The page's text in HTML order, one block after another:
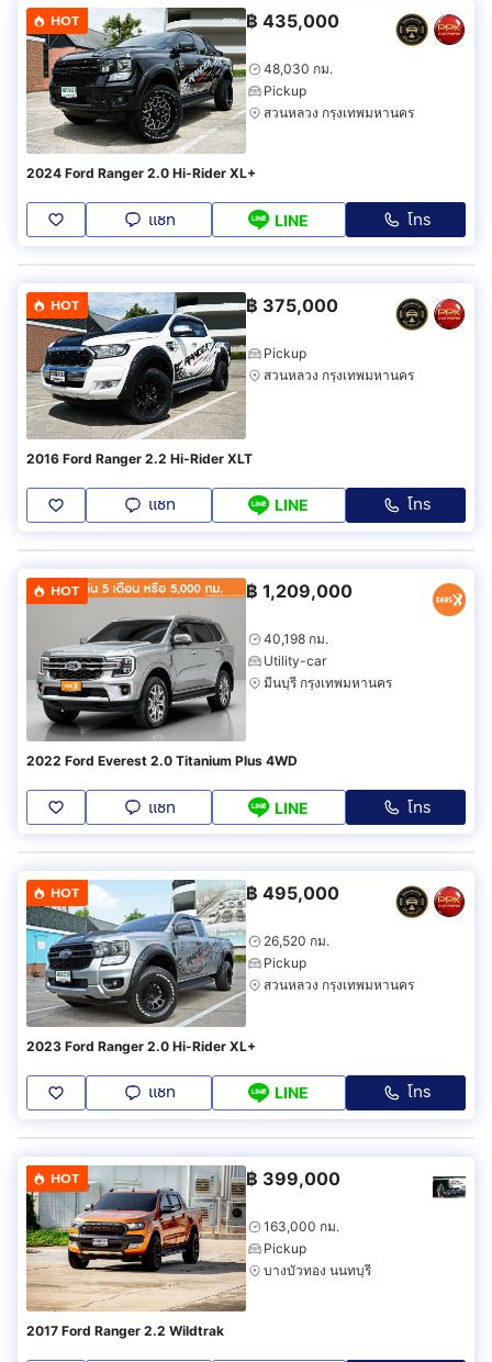
HOT ฿ 435,000
48,030 กม.
Pickup
สวนหลวง กรุงเทพมหานคร
2024 Ford Ranger 2.0 Hi-Rider XL+
แชท LINE โทร
HOT ฿ 375,000
Pickup
สวนหลวง กรุงเทพมหานคร
2016 Ford Ranger 2.2 Hi-Rider XLT
แชท LINE โทร
HOT ฿ 1,209,000
40,198 กม.
Utility-car
มีนบุรี กรุงเทพมหานคร
2022 Ford Everest 2.0 Titanium Plus 4WD
แชท LINE โทร
HOT ฿ 495,000
26,520 กม.
Pickup
สวนหลวง กรุงเทพมหานคร
2023 Ford Ranger 2.0 Hi-Rider XL+
แชท LINE โทร
HOT ฿ 399,000
163,000 กม.
Pickup
บางบัวทอง นนทบุรี
2017 Ford Ranger 2.2 Wildtrak